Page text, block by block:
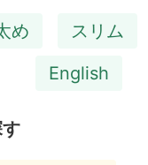
め
スリム
English